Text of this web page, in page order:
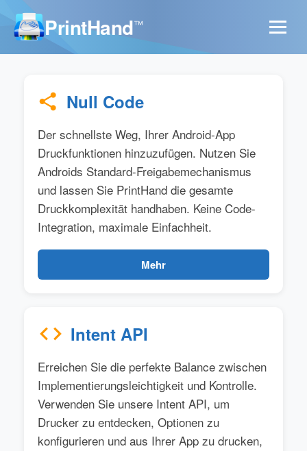
PrintHand™
Null Code
Der schnellste Weg, Ihrer Android-App
Druckfunktionen hinzuzufügen. Nutzen Sie
Androids Standard-Freigabemechanismus
und lassen Sie PrintHand die gesamte
Druckkomplexität handhaben. Keine Code-
Integration, maximale Einfachheit.
Mehr
Intent API
Erreichen Sie die perfekte Balance zwischen
Implementierungsleichtigkeit und Kontrolle.
Verwenden Sie unsere Intent API, um
Drucker zu entdecken, Optionen zu
konfigurieren und aus Ihrer App zu drucken,